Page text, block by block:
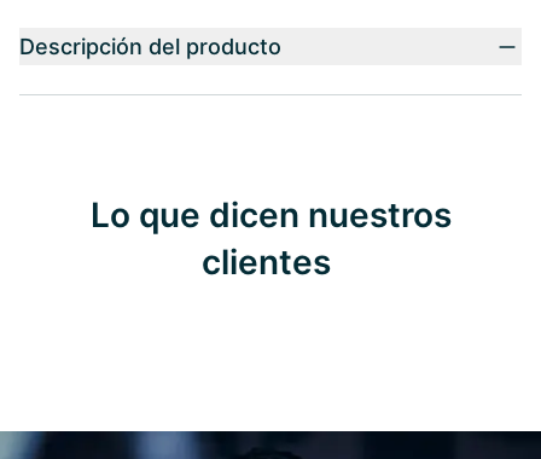
Descripción del producto
Lo que dicen nuestros
clientes